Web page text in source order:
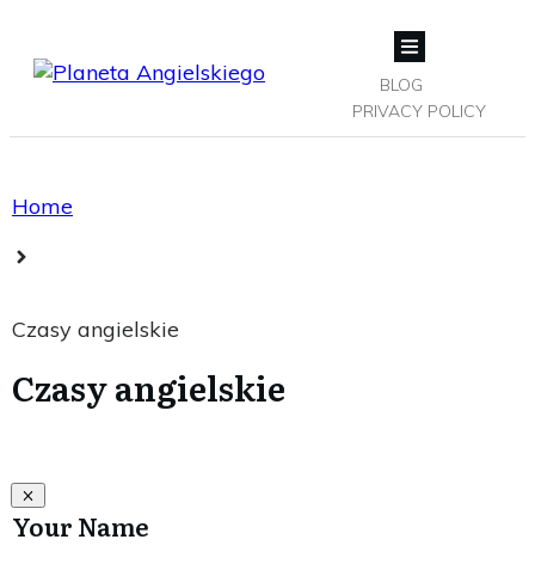
BLOG
PRIVACY POLICY
Home
Czasy angielskie
Czasy angielskie
Your Name